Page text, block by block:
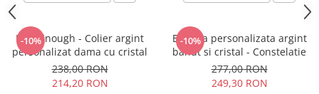
-10%
I am Enough - Colier argint
personalizat dama cu cristal
238,00 RON
214,20 RON
-10%
Bratara personalizata argint
banut si cristal - Constelatie
277,00 RON
249,30 RON